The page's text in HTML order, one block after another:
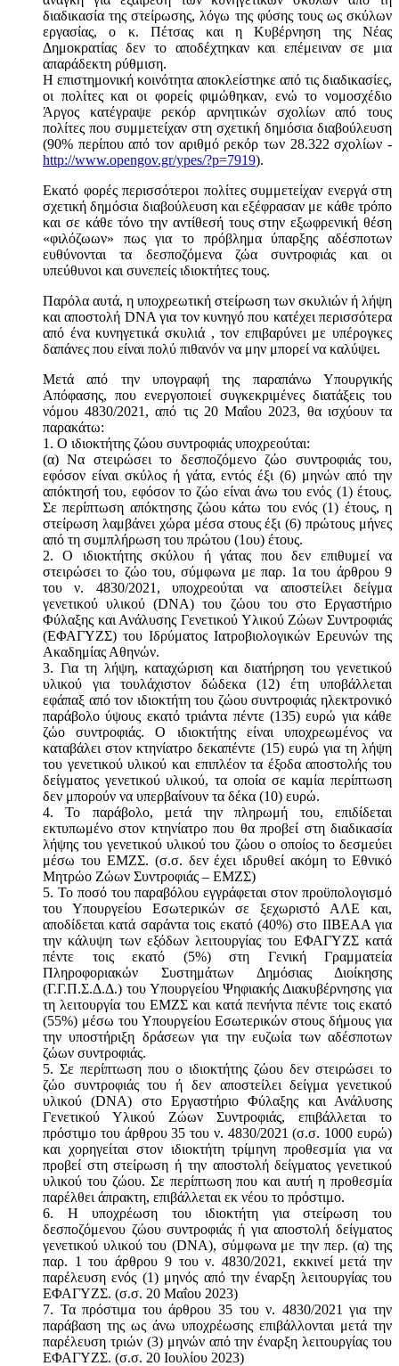
διαδικασία της στείρωσης, λόγω της φύσης τους ως σκύλων
εργασίας, ο κ. Πέτσας και η Κυβέρνηση της Νέας
Δημοκρατίας δεν το αποδέχτηκαν και επέμειναν σε μια
απαράδεκτη ρύθμιση.
Η επιστημονική κοινότητα αποκλείστηκε από τις διαδικασίες,
οι πολίτες και οι φορείς φιμώθηκαν, ενώ το νομοσχέδιο
Άργος κατέγραψε ρεκόρ αρνητικών σχολίων από τους
πολίτες που συμμετείχαν στη σχετική δημόσια διαβούλευση
(90% περίπου από τον αριθμό ρεκόρ των 28.322 σχολίων -
http://www.opengov.gr/ypes/?p=7919).
Εκατό φορές περισσότεροι πολίτες συμμετείχαν ενεργά στη
σχετική δημόσια διαβούλευση και εξέφρασαν με κάθε τρόπο
και σε κάθε τόνο την αντίθεσή τους στην εξωφρενική θέση
«φιλόζωων» πως για τo πρόβλημα ύπαρξης αδέσποτων
ευθύνονται τα δεσποζόμενα ζώα συντροφιάς και οι
υπεύθυνοι και συνεπείς ιδιοκτήτες τους.
Παρόλα αυτά, η υποχρεωτική στείρωση των σκυλιών ή λήψη
και αποστολή DNA για τον κυνηγό που κατέχει περισσότερα
από ένα κυνηγετικά σκυλιά , τον επιβαρύνει με υπέρογκες
δαπάνες που είναι πολύ πιθανόν να μην μπορεί να καλύψει.
Μετά από την υπογραφή της παραπάνω Υπουργικής
Απόφασης, που ενεργοποιεί συγκεκριμένες διατάξεις του
νόμου 4830/2021, από τις 20 Μαΐου 2023, θα ισχύουν τα
παρακάτω:
1. Ο ιδιοκτήτης ζώου συντροφιάς υποχρεούται:
(α) Να στειρώσει το δεσποζόμενο ζώο συντροφιάς του,
εφόσον είναι σκύλος ή γάτα, εντός έξι (6) μηνών από την
απόκτησή του, εφόσον το ζώο είναι άνω του ενός (1) έτους.
Σε περίπτωση απόκτησης ζώου κάτω του ενός (1) έτους, η
στείρωση λαμβάνει χώρα μέσα στους έξι (6) πρώτους μήνες
από τη συμπλήρωση του πρώτου (1ου) έτους.
2. Ο ιδιοκτήτης σκύλου ή γάτας που δεν επιθυμεί να
στειρώσει το ζώο του, σύμφωνα με παρ. 1α του άρθρου 9
του ν. 4830/2021, υποχρεούται να αποστείλει δείγμα
γενετικού υλικού (DNA) του ζώου του στο Εργαστήριο
Φύλαξης και Ανάλυσης Γενετικού Υλικού Ζώων Συντροφιάς
(ΕΦΑΓΥΖΣ) του Ιδρύματος Ιατροβιολογικών Ερευνών της
Ακαδημίας Αθηνών.
3. Για τη λήψη, καταχώριση και διατήρηση του γενετικού
υλικού για τουλάχιστον δώδεκα (12) έτη υποβάλλεται
εφάπαξ από τον ιδιοκτήτη του ζώου συντροφιάς ηλεκτρονικό
παράβολο ύψους εκατό τριάντα πέντε (135) ευρώ για κάθε
ζώο συντροφιάς. Ο ιδιοκτήτης είναι υποχρεωμένος να
καταβάλει στον κτηνίατρο δεκαπέντε (15) ευρώ για τη λήψη
του γενετικού υλικού και επιπλέον τα έξοδα αποστολής του
δείγματος γενετικού υλικού, τα οποία σε καμία περίπτωση
δεν μπορούν να υπερβαίνουν τα δέκα (10) ευρώ.
4. Το παράβολο, μετά την πληρωμή του, επιδίδεται
εκτυπωμένο στον κτηνίατρο που θα προβεί στη διαδικασία
λήψης του γενετικού υλικού του ζώου ο οποίος το δεσμεύει
μέσω του ΕΜΖΣ. (σ.σ. δεν έχει ιδρυθεί ακόμη το Εθνικό
Μητρώο Ζώων Συντροφιάς – ΕΜΖΣ)
5. Το ποσό του παραβόλου εγγράφεται στον προϋπολογισμό
του Υπουργείου Εσωτερικών σε ξεχωριστό ΑΛΕ και,
αποδίδεται κατά σαράντα τοις εκατό (40%) στο ΙΙΒΕΑΑ για
την κάλυψη των εξόδων λειτουργίας του ΕΦΑΓΥΖΣ κατά
πέντε τοις εκατό (5%) στη Γενική Γραμματεία
Πληροφοριακών Συστημάτων Δημόσιας Διοίκησης
(Γ.Γ.Π.Σ.Δ.Δ.) του Υπουργείου Ψηφιακής Διακυβέρνησης για
τη λειτουργία του ΕΜΖΣ και κατά πενήντα πέντε τοις εκατό
(55%) μέσω του Υπουργείου Εσωτερικών στους δήμους για
την υποστήριξη δράσεων για την ευζωία των αδέσποτων
ζώων συντροφιάς.
5. Σε περίπτωση που ο ιδιοκτήτης ζώου δεν στειρώσει το
ζώο συντροφιάς του ή δεν αποστείλει δείγμα γενετικού
υλικού (DNA) στο Εργαστήριο Φύλαξης και Ανάλυσης
Γενετικού Υλικού Ζώων Συντροφιάς, επιβάλλεται το
πρόστιμο του άρθρου 35 του ν. 4830/2021 (σ.σ. 1000 ευρώ)
και χορηγείται στον ιδιοκτήτη τρίμηνη προθεσμία για να
προβεί στη στείρωση ή την αποστολή δείγματος γενετικού
υλικού του ζώου. Σε περίπτωση που και αυτή η προθεσμία
παρέλθει άπρακτη, επιβάλλεται εκ νέου το πρόστιμο.
6. Η υποχρέωση του ιδιοκτήτη για στείρωση του
δεσποζόμενου ζώου συντροφιάς ή για αποστολή δείγματος
γενετικού υλικού του (DNA), σύμφωνα με την περ. (α) της
παρ. 1 του άρθρου 9 του ν. 4830/2021, εκκινεί μετά την
παρέλευση ενός (1) μηνός από την έναρξη λειτουργίας του
ΕΦΑΓΥΖΣ. (σ.σ. 20 Μαΐου 2023)
7. Τα πρόστιμα του άρθρου 35 του ν. 4830/2021 για την
παράβαση της ως άνω υποχρέωσης επιβάλλονται μετά την
παρέλευση τριών (3) μηνών από την έναρξη λειτουργίας του
ΕΦΑΓΥΖΣ. (σ.σ. 20 Ιουλίου 2023)